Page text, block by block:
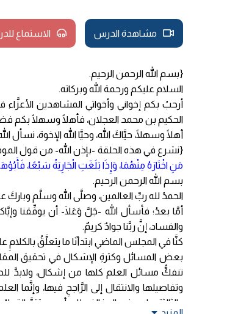
مشاهدة الدرس الاستماع
{بسم الله الرحمن الرحيم.
السلام عليكم ورحمة الله وبركاته.
أرحبُ بكم إخواني وأخواتي المشاهدين
الحكيم بن محمد العجلان، فأهلًا وسهلًا بكم
أهلًا وسهلًا، حيَّاكَ الله، وحيَّا الله الإخوة، نسأل
{نشرع في هذه الحلقة -بإذن الله- من قول
مَنِ اخْتَارَهُ مِنْهُمَا، وَإِذَا بَلَغَتِ الْجَارِيَةُ سَبْعًا،
بسم الله الرحمن الرحيم.
الحمدُ لله ربِّ العالمين، وصلَّى الله وسلَّم وباركَ
أمَّا بعدُ؛ فأسأل الله -جَلَّ وَعَلَا- أن يوفِّقنا
والفساد، إنَّ ربَّنا جوادٌ كريمٌ.
كنَّا في المجلس الماضي ابتدأنَا ما يتعلَّقُ
بعض المسائل وكثرةِ الإشكال في تحقيق
تنفكُّ مسائل العلم كلها من إشكال، ولابدَّ
وتفاصيلها والانتقال إلى الرَّاجحِ فيها،
والثالثة على دفعِ المخالفِ، إلى أن يستقرَّ